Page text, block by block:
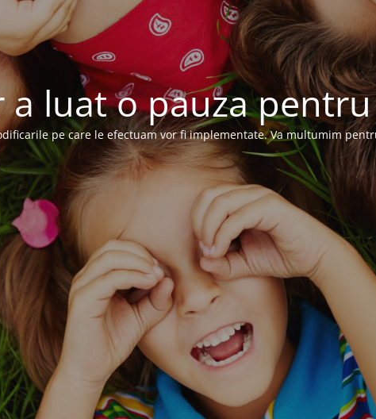
a luat o pauza
pe care le efectuam vor fi implementate. Va multumim